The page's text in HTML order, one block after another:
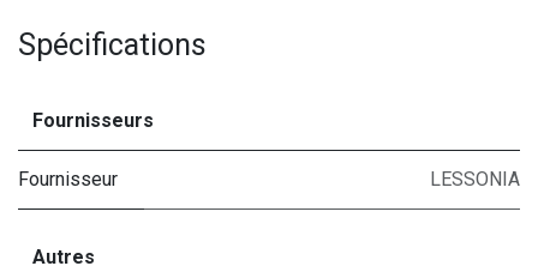
Spécifications
Fournisseurs
Fournisseur LESSONIA
Autres